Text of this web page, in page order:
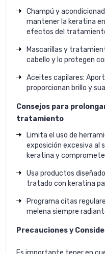
Champú y
mantener la keratina
efectos del
Mascarillas y
cabello y lo protegen
Aceites capilares:
proporcionan brillo y
Consejos para
tratamiento
Limita el uso de
exposición excesiva al
keratina y
Usa productos
tratado con keratina
Programa citas
melena siempre
Precauciones y